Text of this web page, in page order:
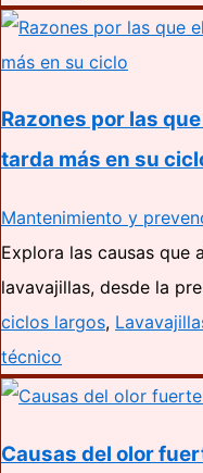
Razones por las
tarda más en su
Mantenimiento y
Explora las causas que
lavavajillas, desde la
ciclos largos,
técnico
Causas del olor